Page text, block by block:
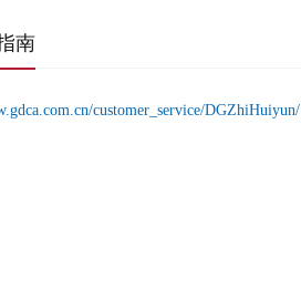
南
customer_service/DGZhiHuiyun/